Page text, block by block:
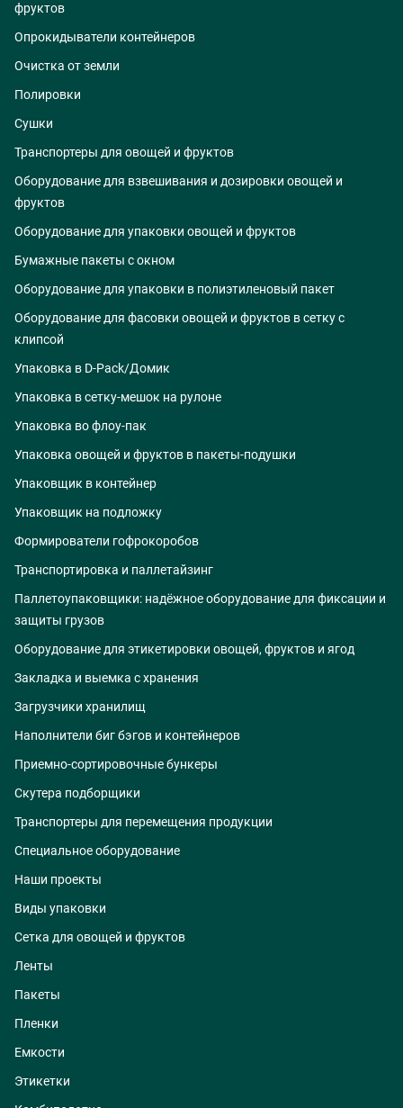
фруктов
Опрокидыватели контейнеров
Очистка от земли
Полировки
Сушки
Транспортеры для овощей и фруктов
Оборудование для взвешивания и дозировки овощей и
фруктов
Оборудование для упаковки овощей и фруктов
Бумажные пакеты с окном
Оборудование для упаковки в полиэтиленовый пакет
Оборудование для фасовки овощей и фруктов в сетку с
клипсой
Упаковка в D-Pack/Домик
Упаковка в сетку-мешок на рулоне
Упаковка во флоу-пак
Упаковка овощей и фруктов в пакеты-подушки
Упаковщик в контейнер
Упаковщик на подложку
Формирователи гофрокоробов
Транспортировка и паллетайзинг
Паллетоупаковщики: надёжное оборудование для фиксации и
защиты грузов
Оборудование для этикетировки овощей, фруктов и ягод
Закладка и выемка с хранения
Загрузчики хранилищ
Наполнители биг бэгов и контейнеров
Приемно-сортировочные бункеры
Скутера подборщики
Транспортеры для перемещения продукции
Специальное оборудование
Наши проекты
Виды упаковки
Сетка для овощей и фруктов
Ленты
Пакеты
Пленки
Емкости
Этикетки